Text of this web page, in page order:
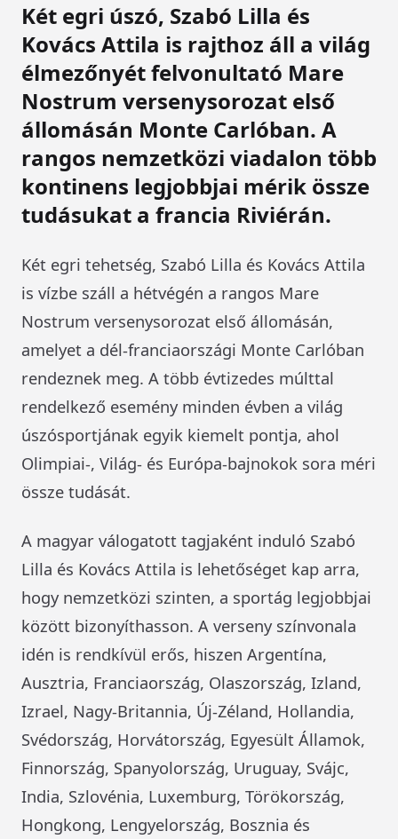
Két egri úszó, Szabó Lilla és
Kovács Attila is rajthoz áll a világ
élmezőnyét felvonultató Mare
Nostrum versenysorozat első
állomásán Monte Carlóban. A
rangos nemzetközi viadalon több
kontinens legjobbjai mérik össze
tudásukat a francia Riviérán.
Két egri tehetség, Szabó Lilla és Kovács Attila
is vízbe száll a hétvégén a rangos Mare
Nostrum versenysorozat első állomásán,
amelyet a dél-franciaországi Monte Carlóban
rendeznek meg. A több évtizedes múlttal
rendelkező esemény minden évben a világ
úszósportjának egyik kiemelt pontja, ahol
Olimpiai-, Világ- és Európa-bajnokok sora méri
össze tudását.
A magyar válogatott tagjaként induló Szabó
Lilla és Kovács Attila is lehetőséget kap arra,
hogy nemzetközi szinten, a sportág legjobbjai
között bizonyíthasson. A verseny színvonala
idén is rendkívül erős, hiszen Argentína,
Ausztria, Franciaország, Olaszország, Izland,
Izrael, Nagy-Britannia, Új-Zéland, Hollandia,
Svédország, Horvátország, Egyesült Államok,
Finnország, Spanyolország, Uruguay, Svájc,
India, Szlovénia, Luxemburg, Törökország,
Hongkong, Lengyelország, Bosznia és